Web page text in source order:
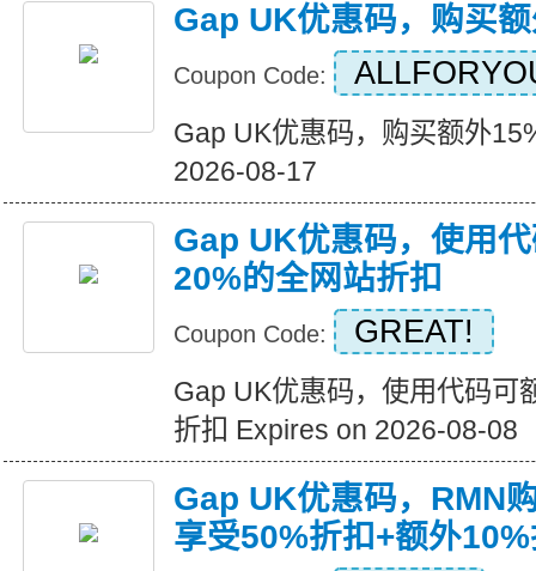
Gap UK优惠码，购买
Coupon Code:
Gap UK优惠码，购买额外
2026-08-17
Gap UK优惠码，使用
20%的全网站折扣
Coupon Code: GREAT!
Gap UK优惠码，使用代码可
折扣 Expires on 2026-08-08
Gap UK优惠码，RMN
享受50%折扣+额外